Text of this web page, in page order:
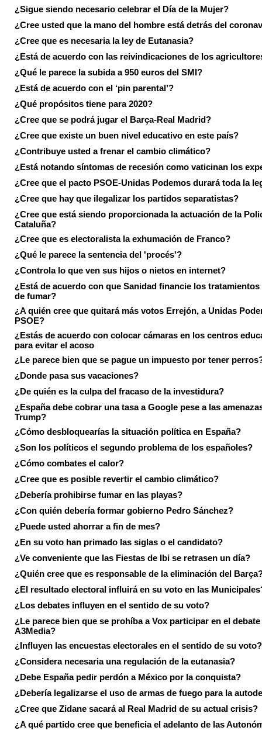
¿Sigue siendo necesario celebrar el Día de la Mujer?
¿Cree usted que la mano del hombre está detrás del
¿Cree que es necesaria la ley de Eutanasia?
¿Está de acuerdo con las reivindicaciones de los
¿Qué le parece la subida a 950 euros del SMI?
¿Está de acuerdo con el ‘pin parental’?
¿Qué propósitos tiene para 2020?
¿Cree que se podrá jugar el Barça-Real Madrid?
¿Cree que existe un buen nivel educativo en este país?
¿Contribuye usted a frenar el cambio climático?
¿Está notando síntomas de recesión como vaticinan los
¿Cree que el pacto PSOE-Unidas Podemos durará toda la
¿Cree que hay que ilegalizar los partidos separatistas?
¿Cree que está siendo proporcionada la actuación de la
Cataluña?
¿Cree que es electoralista la exhumación de Franco?
¿Qué le parece la sentencia del 'procés'?
¿Controla lo que ven sus hijos o nietos en internet?
¿Está de acuerdo con que Sanidad financie los tratamientos
de fumar?
¿A quién cree que quitará más votos Errejón, a Unidas
PSOE?
¿Estás de acuerdo con colocar cámaras en los centros
para evitar el acoso
¿Le parece bien que se pague un impuesto por tener
¿Donde pasa sus vacaciones?
¿De quién es la culpa del fracaso de la investidura?
¿España debe cobrar una tasa a Google pese a las
Trump?
¿Cómo desbloquearías la situación política en España?
¿Son los políticos el segundo problema de los españoles?
¿Cómo combates el calor?
¿Cree que es posible revertir el cambio climático?
¿Debería prohibirse fumar en las playas?
¿Con quién debería formar gobierno Pedro Sánchez?
¿Puede usted ahorrar a fin de mes?
¿En su voto han primado las siglas o el candidato?
¿Ve conveniente que las Fiestas de Ibi se retrasen un día?
¿Quién cree que es responsable de la eliminación del
¿El resultado electoral influirá en su voto en las
¿Los debates influyen en el sentido de su voto?
¿Le parece bien que se prohíba a Vox participar en el debate
A3Media?
¿Influyen las encuestas electorales en el sentido de su voto?
¿Considera necesaria una regulación de la eutanasia?
¿Debe España pedir perdón a México por la conquista?
¿Debería legalizarse el uso de armas de fuego para la
¿Cree que Zidane sacará al Real Madrid de su actual crisis?
¿A qué partido cree que beneficia el adelanto de las